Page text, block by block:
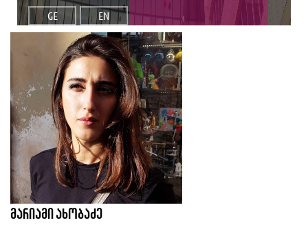
GE EN
მარიამი ახობაძე